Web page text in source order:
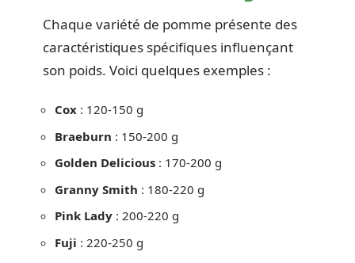
Chaque variété de pomme présente des
caractéristiques spécifiques influençant
son poids. Voici quelques exemples :
Cox : 120-150 g
Braeburn : 150-200 g
Golden Delicious : 170-200 g
Granny Smith : 180-220 g
Pink Lady : 200-220 g
Fuji : 220-250 g